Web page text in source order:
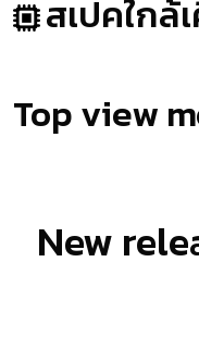
สเปคใกล้
Top view
New